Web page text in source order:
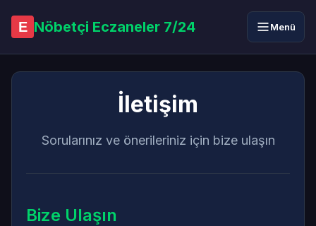
E Nöbetçi Eczaneler 7/24 Menü
İletişim
Sorularınız ve önerileriniz için bize ulaşın
Bize Ulaşın